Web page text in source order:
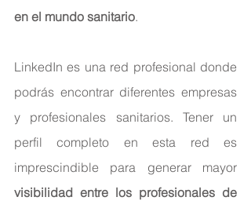
en el mundo sanitario.
LinkedIn es una red profesional donde
podrás encontrar diferentes empresas
y profesionales sanitarios. Tener un
perfil completo en esta red es
visibilidad entre los profesionales de